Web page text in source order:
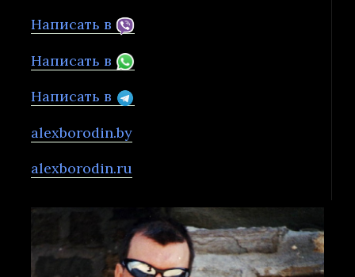
Написать в
Написать в
Написать в
alexborodin.by
alexborodin.ru